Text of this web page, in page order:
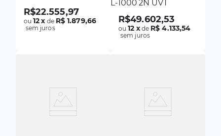
R$22.555,97
ou12x de R$ 1.879,66
sem juros
L-1000 2N UVT
R$49.602,53
ou12 xde R$ 4.133,54
sem juros